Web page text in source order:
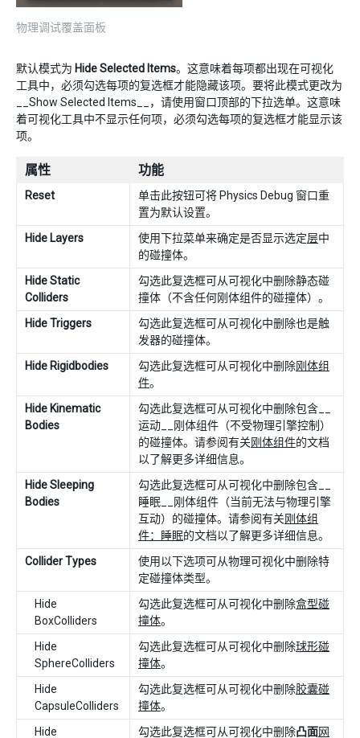
物理调试覆盖面板
默认模式为 Hide Selected Items。这意味着每项都出现在可视化
工具中，必须勾选每项的复选框才能隐藏该项。要将此模式更改为
__Show Selected Items__，请使用窗口顶部的下拉选单。这意味
着可视化工具中不显示任何项，必须勾选每项的复选框才能显示该
项。
属性 功能
Reset
单击此按钮可将 Physics Debug 窗口重
置为默认设置。
Hide Layers
使用下拉菜单来确定是否显示选定层中
的碰撞体。
Hide Static
Colliders
勾选此复选框可从可视化中删除静态碰
撞体（不含任何刚体组件的碰撞体）。
Hide Triggers
勾选此复选框可从可视化中删除也是触
发器的碰撞体。
Hide Rigidbodies
勾选此复选框可从可视化中删除刚体组
件。
Hide Kinematic
Bodies
勾选此复选框可从可视化中删除包含__
运动__刚体组件（不受物理引擎控制）
的碰撞体。请参阅有关刚体组件的文档
以了解更多详细信息。
Hide Sleeping
Bodies
勾选此复选框可从可视化中删除包含__
睡眠__刚体组件（当前无法与物理引擎
互动）的碰撞体。请参阅有关刚体组
件：睡眠的文档以了解更多详细信息。
Collider Types
使用以下选项可从物理可视化中删除特
定碰撞体类型。
Hide
BoxColliders
勾选此复选框可从可视化中删除盒型碰
撞体。
Hide
SphereColliders
勾选此复选框可从可视化中删除球形碰
撞体。
Hide
CapsuleColliders
勾选此复选框可从可视化中删除胶囊碰
撞体。
Hide
勾选此复选框可从可视化中删除凸面网